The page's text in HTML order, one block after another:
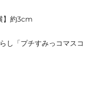
】約3cm
し「プチすみっコマスコ